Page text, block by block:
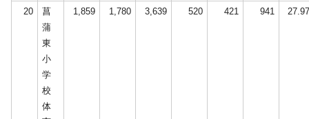
20
菖
蒲
東
小
学
校
体
1,859 1,780 3,639 520 421 941 27.97